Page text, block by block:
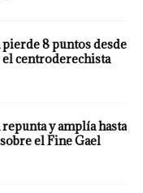
8 puntos desde
centroderechista
y amplía hasta
el Fine Gael